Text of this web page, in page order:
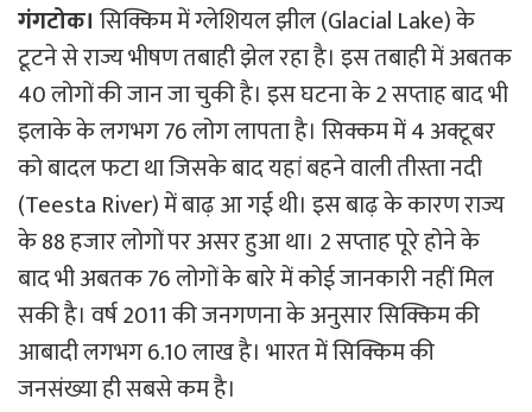
गंगटोक। सिक्किम में ग्लेशियल झील (Glacial Lake) के
टूटने से राज्य भीषण तबाही झेल रहा है। इस तबाही में अबतक
40 लोगों की जान जा चुकी है। इस घटना के 2 सप्ताह बाद भी
इलाके के लगभग 76 लोग लापता है। सिक्कम में 4 अक्टूबर
को बादल फटा था जिसके बाद यहां बहने वाली तीस्ता नदी
(Teesta River) में बाढ़ आ गई थी। इस बाढ़ के कारण राज्य
के 88 हजार लोगों पर असर हुआ था। 2 सप्ताह पूरे होने के
बाद भी अबतक 76 लोगों के बारे में कोई जानकारी नहीं मिल
सकी है। वर्ष 2011 की जनगणना के अनुसार सिक्किम की
आबादी लगभग 6.10 लाख है। भारत में सिक्किम की
जनसंख्या ही सबसे कम है।